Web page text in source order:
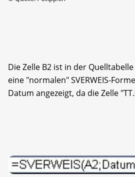
Die Zelle B2 ist in der
eine "normalen" SVERWEIS-
Datum angezeigt, da die Zelle